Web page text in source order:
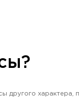
другого